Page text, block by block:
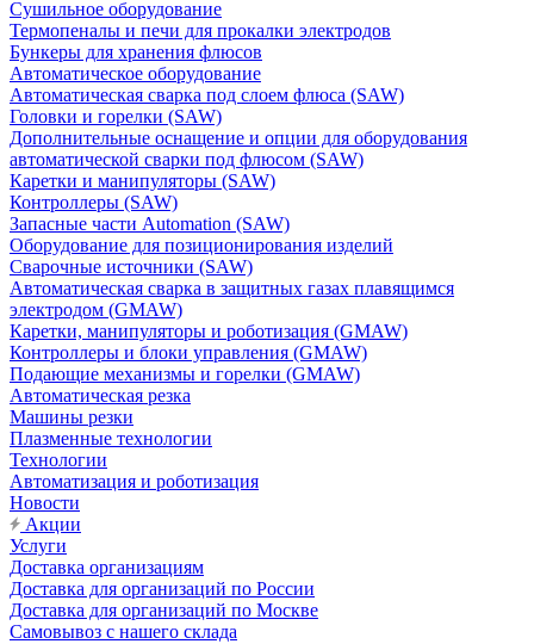
Сушильное оборудование
Термопеналы и печи для прокалки электродов
Бункеры для хранения флюсов
Автоматическое оборудование
Автоматическая сварка под слоем флюса (SAW)
Головки и горелки (SAW)
Дополнительные оснащение и опции для оборудования
автоматической сварки под флюсом (SAW)
Каретки и манипуляторы (SAW)
Контроллеры (SAW)
Запасные части Automation (SAW)
Оборудование для позиционирования изделий
Сварочные источники (SAW)
Автоматическая сварка в защитных газах плавящимся
электродом (GMAW)
Каретки, манипуляторы и роботизация (GMAW)
Контроллеры и блоки управления (GMAW)
Подающие механизмы и горелки (GMAW)
Автоматическая резка
Машины резки
Плазменные технологии
Технологии
Автоматизация и роботизация
Новости
Акции
Услуги
Доставка организациям
Доставка для организаций по России
Доставка для организаций по Москве
Самовывоз с нашего склада